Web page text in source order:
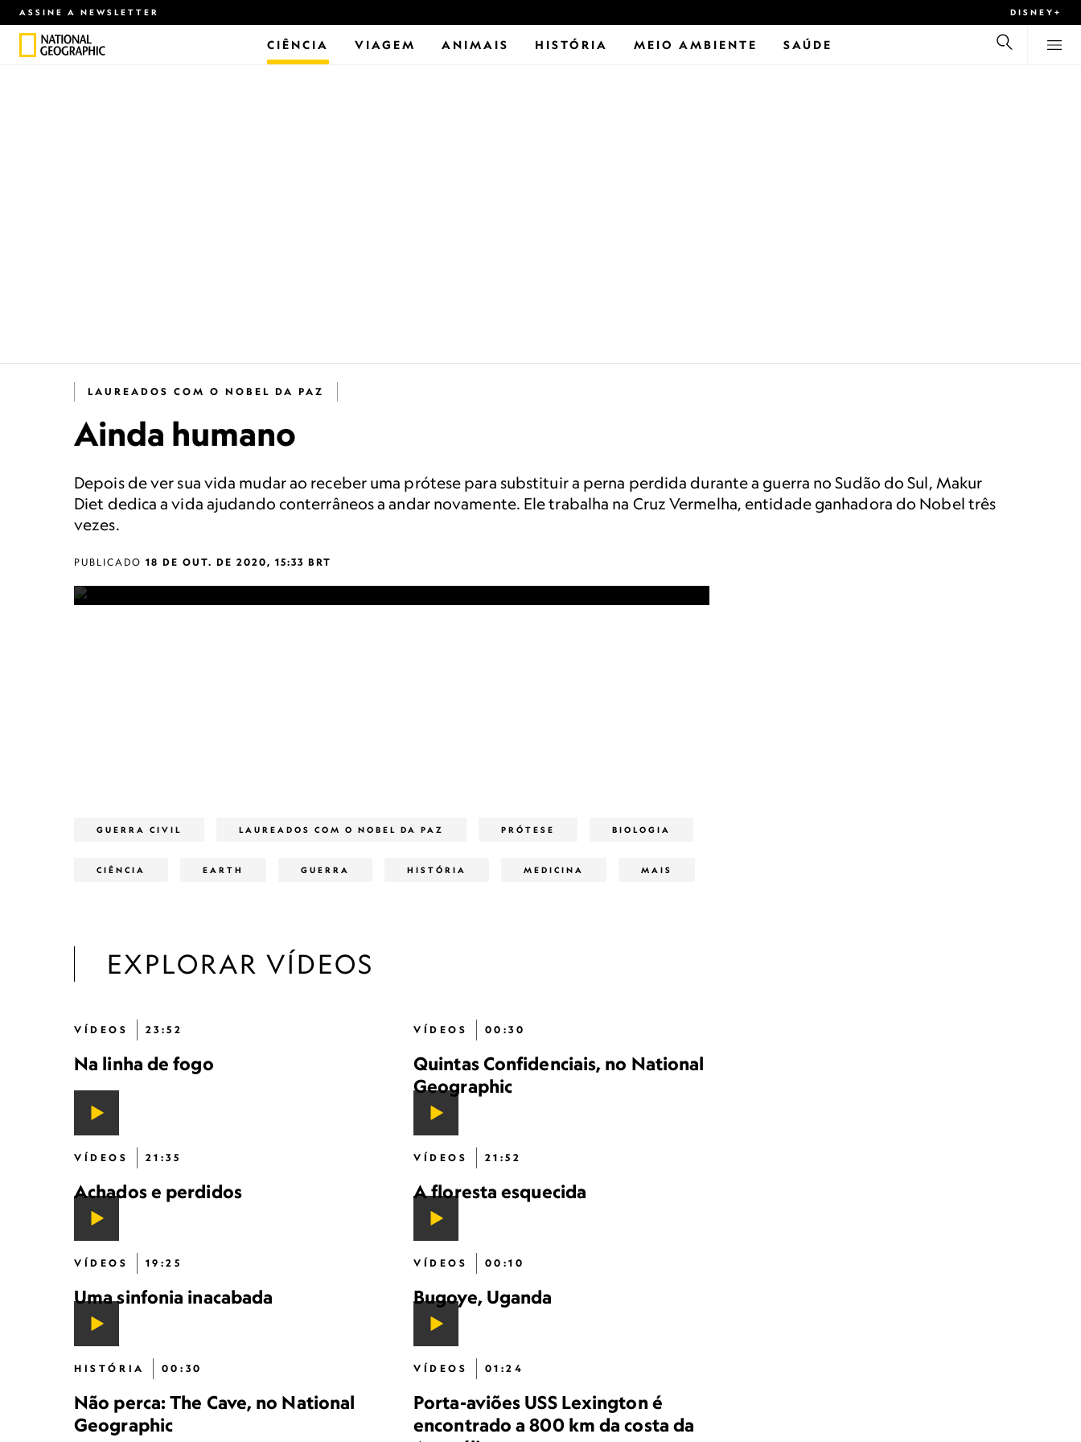
ASSINE A NEWSLETTER DISNEY+
CIÊNCIA VIAGEM ANIMAIS HISTÓRIA MEIO AMBIENTE SAÚDE
LAUREADOS COM O NOBEL DA PAZ
Ainda humano
Depois de ver sua vida mudar ao receber uma prótese para substituir a perna perdida durante a guerra no Sudão do Sul, Makur
Diet dedica a vida ajudando conterrâneos a andar novamente. Ele trabalha na Cruz Vermelha, entidade ganhadora do Nobel três
vezes.
PUBLICADO 18 DE OUT. DE 2020, 15:33 BRT
GUERRA CIVIL LAUREADOS COM O NOBEL DA PAZ PRÓTESE BIOLOGIA
CIÊNCIA EARTH GUERRA HISTÓRIA MEDICINA MAIS
EXPLORAR VÍDEOS
VÍDEOS 23:52
Na linha de fogo
VÍDEOS 00:30
Quintas Confidenciais, no National
Geographic
VÍDEOS 21:35
Achados e perdidos
VÍDEOS 21:52
A floresta esquecida
VÍDEOS 19:25
Uma sinfonia inacabada
VÍDEOS 00:10
Bugoye, Uganda
HISTÓRIA 00:30
Não perca: The Cave, no National
Geographic
VÍDEOS 01:24
Porta-aviões USS Lexington é
encontrado a 800 km da costa da